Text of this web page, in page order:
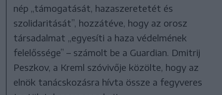
nép „támogatását, hazaszeretetét és
szolidaritását”, hozzátéve, hogy az orosz
társadalmat „egyesíti a haza védelmének
felelőssége” – számolt be a Guardian. Dmitrij
Peszkov, a Kreml szóvivője közölte, hogy az
elnök tanácskozásra hívta össze a fegyveres